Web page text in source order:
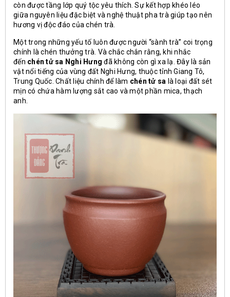
còn được tầng lớp quý tộc yêu thích. Sự kết hợp khéo léo
giữa nguyên liệu đặc biệt và nghệ thuật pha trà giúp tạo nên
hương vị độc đáo của chén trà.
Một trong những yếu tố luôn được người “sành trà” coi trọng
chính là chén thưởng trà. Và chắc chắn rằng, khi nhắc
đến chén tử sa Nghi Hưng đã không còn gì xa lạ. Đây là sản
vật nổi tiếng của vùng đất Nghi Hưng, thuộc tỉnh Giang Tô,
Trung Quốc. Chất liệu chính để làm chén tử sa là loại đất sét
mịn có chứa hàm lượng sắt cao và một phần mica, thạch
anh.